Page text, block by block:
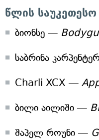
წლის
ბიონსე —
საბრინა
Charli XCX —
ბილი აილიში —
შაპელ როუნი —